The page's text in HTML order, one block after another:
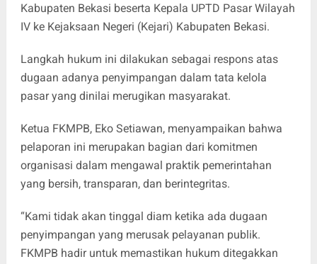
Kabupaten Bekasi beserta Kepala UPTD Pasar Wilayah
IV ke Kejaksaan Negeri (Kejari) Kabupaten Bekasi.
Langkah hukum ini dilakukan sebagai respons atas
dugaan adanya penyimpangan dalam tata kelola
pasar yang dinilai merugikan masyarakat.
Ketua FKMPB, Eko Setiawan, menyampaikan bahwa
pelaporan ini merupakan bagian dari komitmen
organisasi dalam mengawal praktik pemerintahan
yang bersih, transparan, dan berintegritas.
“Kami tidak akan tinggal diam ketika ada dugaan
penyimpangan yang merusak pelayanan publik.
FKMPB hadir untuk memastikan hukum ditegakkan